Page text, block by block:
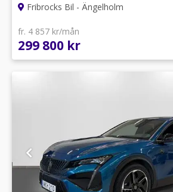
Fribrocks Bil - Ängelholm
fr. 4 857 kr/mån
299 800 kr